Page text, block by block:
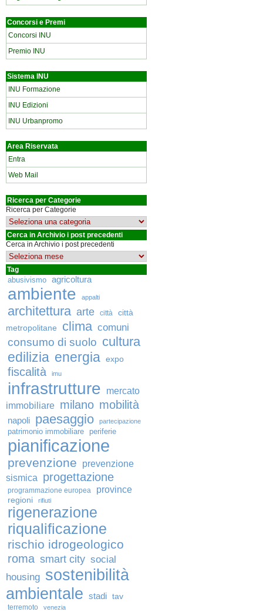
Concorsi e Premi
Concorsi INU
Premio INU
Sistema INU
INU Formazione
INU Edizioni
INU Urbanpromo
Area Riservata
Entra
Web Mail
Ricerca per Categorie
Ricerca per Categorie
Cerca in Archivio i post precedenti
Cerca in Archivio i post precedenti
Tag
abusivismo agricoltura
ambiente appalti
architettura arte città
città
metropolitane
clima comuni
consumo di suolo cultura
edilizia energia expo
fiscalità imu
infrastrutture
mercato
immobiliare milano mobilità
napoli paesaggio partecipazione
patrimonio immobiliare periferie
pianificazione
prevenzione
prevenzione
sismica
progettazione
programmazione europea province
regioni rifiuti
rigenerazione
riqualificazione
rischio idrogeologico
roma smart city social
housing sostenibilità
ambientale stadi tav
terremoto venezia